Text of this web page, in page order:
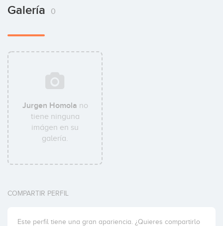
Galería 0
Jurgen Homola no
tiene ninguna
imágen en su
galería.
COMPARTIR PERFIL
Este perfil tiene una gran apariencia. ¿Quieres compartirlo